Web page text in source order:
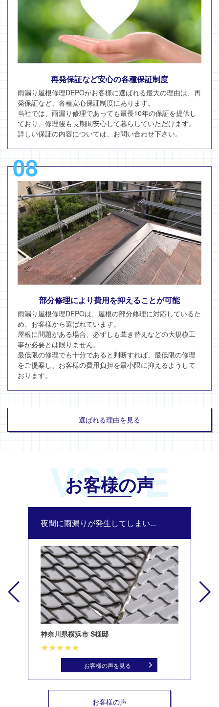
再発保証など安心の各種保証制度
雨漏り屋根修理DEPOがお客様に選ばれる最大の理由は、再
発保証など、各種安心保証制度にあります。
当社では、雨漏り修理であっても最長10年の保証を提供し
ており、修理後も長期間安心して暮らしていただけます。
詳しい保証の内容については、お問い合わせ下さい。
08
部分修理により費用を抑えることが可能
雨漏り屋根修理DEPOは、屋根の部分修理に対応しているた
め、お客様から選ばれています。
屋根に問題がある場合、必ずしも葺き替えなどの大規模工
事が必要とは限りません。
最低限の修理でも十分であると判断すれば、最低限の修理
をご提案し、お客様の費用負担を最小限に抑えるようして
おります。
選ばれる理由を見る
VOICE
お客様の声
夜間に雨漏りが発生してしまい...
神奈川県横浜市 S様邸
お客様の声を見る
お客様の声